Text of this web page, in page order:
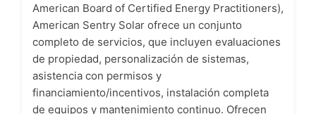
American Board of Certified Energy Practitioners),
American Sentry Solar ofrece un conjunto
completo de servicios, que incluyen evaluaciones
de propiedad, personalización de sistemas,
asistencia con permisos y
financiamiento/incentivos, instalación completa
de equipos y mantenimiento continuo. Ofrecen